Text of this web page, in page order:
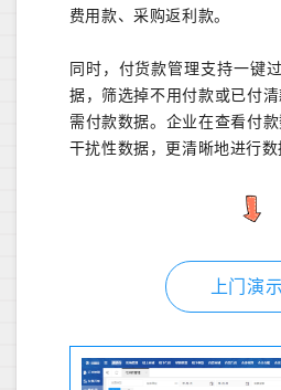
费用款、采购返利款。
同时，付货款管理支持一键
据，筛选掉不用付款或已付
需付款数据。企业在查看付
干扰性数据，更清晰地进行数
上门演示